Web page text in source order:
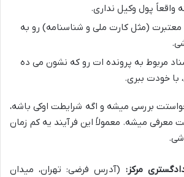
پول وکیل نداری.
(مثل کارت ملی و شناسنامه) رو به
مربوط به پرونده ات رو که نشون می ده
با خودت ببری.
بررسی میشه و اگه شرایطت اوکی باشه،
معرفی میشه. معمولاً این فرآیند یه کم زمان
مرکز: (آدرس فرضی: تهران، میدان